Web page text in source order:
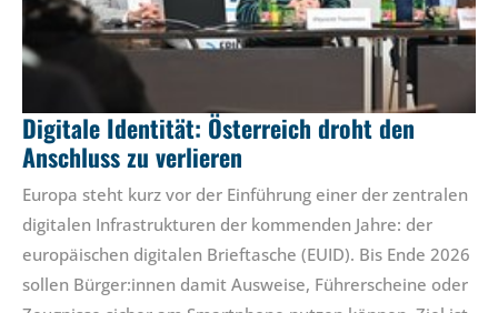
Digitale Identität: Österreich droht den
Anschluss zu verlieren
Europa steht kurz vor der Einführung einer der zentralen
digitalen Infrastrukturen der kommenden Jahre: der
europäischen digitalen Brieftasche (EUID). Bis Ende 2026
sollen Bürger:innen damit Ausweise, Führerscheine oder